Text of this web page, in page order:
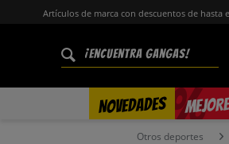
Artículos de marca con descuentos de hasta
NOVEDADES%
Otros deportes